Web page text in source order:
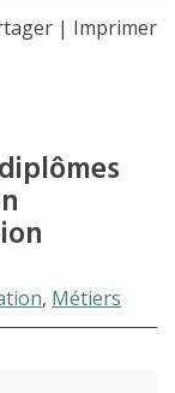
| Imprimer
, Métiers